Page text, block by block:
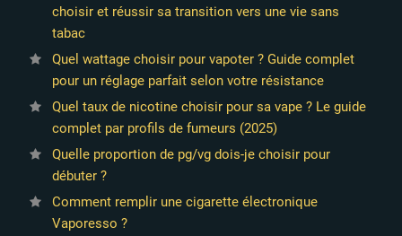
choisir et réussir sa transition vers une vie sans
tabac
Quel wattage choisir pour vapoter ? Guide complet
pour un réglage parfait selon votre résistance
Quel taux de nicotine choisir pour sa vape ? Le guide
complet par profils de fumeurs (2025)
Quelle proportion de pg/vg dois-je choisir pour
débuter ?
Comment remplir une cigarette électronique
Vaporesso ?